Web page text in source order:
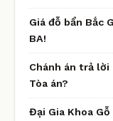
Giá đỗ bẩn Bắc
BA!
Chánh án trả lời
Tòa án?
Đại Gia Khoa